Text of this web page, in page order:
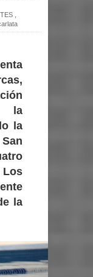
la
la
la